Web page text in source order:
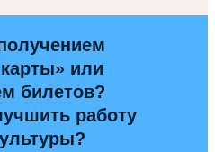
или
билетов?
работу